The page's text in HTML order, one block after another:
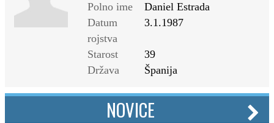
Polno ime
Daniel Estrada
Datum
rojstva
3.1.1987
Starost
39
Država
Španija
NOVICE